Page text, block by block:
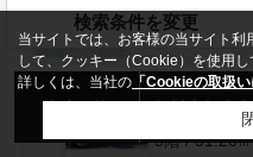
見る
募集中の部屋
302
3階 / 31.20
検索条件を変更
来店予約 無料売却査定
当サイトでは、お客様の当サイト利
して、クッキー（Cookie）を使用し
詳しくは、当社の 「Cookieの取扱い